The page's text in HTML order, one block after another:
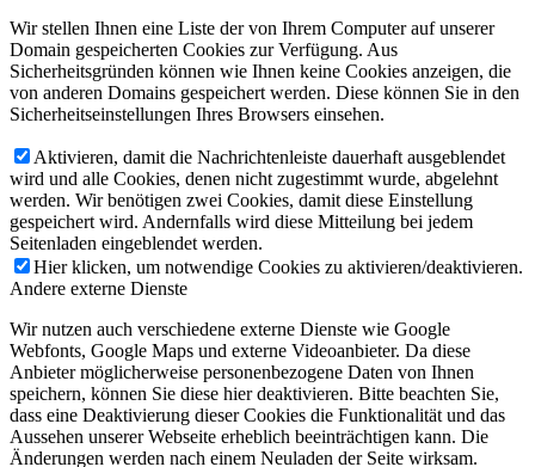
Wir stellen Ihnen eine Liste der von Ihrem Computer auf unserer
Domain gespeicherten Cookies zur Verfügung. Aus
Sicherheitsgründen können wie Ihnen keine Cookies anzeigen, die
von anderen Domains gespeichert werden. Diese können Sie in den
Sicherheitseinstellungen Ihres Browsers einsehen.
Aktivieren, damit die Nachrichtenleiste dauerhaft ausgeblendet
wird und alle Cookies, denen nicht zugestimmt wurde, abgelehnt
werden. Wir benötigen zwei Cookies, damit diese Einstellung
gespeichert wird. Andernfalls wird diese Mitteilung bei jedem
Seitenladen eingeblendet werden.
Hier klicken, um notwendige Cookies zu aktivieren/deaktivieren.
Andere externe Dienste
Wir nutzen auch verschiedene externe Dienste wie Google
Webfonts, Google Maps und externe Videoanbieter. Da diese
Anbieter möglicherweise personenbezogene Daten von Ihnen
speichern, können Sie diese hier deaktivieren. Bitte beachten Sie,
dass eine Deaktivierung dieser Cookies die Funktionalität und das
Aussehen unserer Webseite erheblich beeinträchtigen kann. Die
Änderungen werden nach einem Neuladen der Seite wirksam.